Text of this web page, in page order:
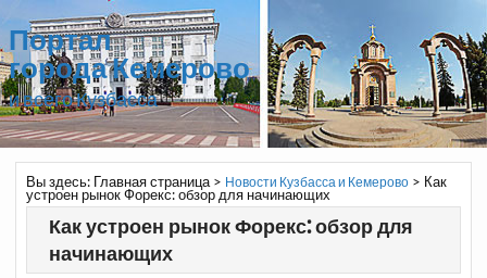
Портал
города Кемерово
и всего Кузбасса
Вы здесь: Главная страница> Новости Кузбасса и Кемерово> Как
устроен рынок Форекс: обзор для начинающих
Как устроен рынок Форекс: обзор для
начинающих